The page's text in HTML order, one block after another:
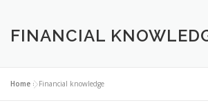
FINANCIAL
Home »Financial knowledge